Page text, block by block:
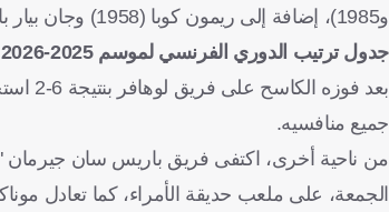
و1985)، إضافة إلى ريمون كوبا (1958) وجان بيار بابان (1991) وزين الدين زيدان (1998) وكريم بنزيما (2022).
جدول ترتيب الدوري الفرنسي لموسم 2025-2026
جميع منافسيه.